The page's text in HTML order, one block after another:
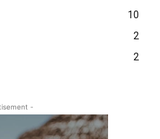
10
2
2
-